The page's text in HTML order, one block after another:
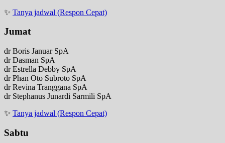
✨ Tanya jadwal (Respon Cepat)
Jumat
dr Boris Januar SpA
dr Dasman SpA
dr Estrella Debby SpA
dr Phan Oto Subroto SpA
dr Revina Tranggana SpA
dr Stephanus Junardi Sarmili SpA
✨ Tanya jadwal (Respon Cepat)
Sabtu